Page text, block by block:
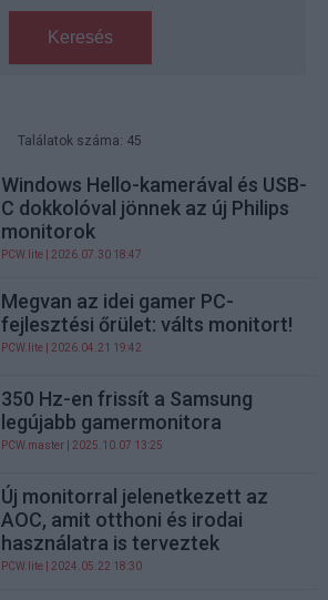
Keresés
Találatok száma: 45
Windows Hello-kamerával és USB-
C dokkolóval jönnek az új Philips
monitorok
PCW.lite | 2026.07.30 18:47
Megvan az idei gamer PC-
fejlesztési őrület: válts monitort!
PCW.lite | 2026.04.21 19:42
350 Hz-en frissít a Samsung
legújabb gamermonitora
PCW.master | 2025.10.07 13:25
Új monitorral jelenetkezett az
AOC, amit otthoni és irodai
használatra is terveztek
PCW.lite | 2024.05.22 18:30